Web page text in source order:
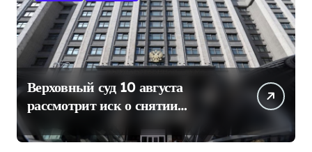
Верховный суд 10 августа
рассмотрит иск о снятии
«Яблока» с выборов в Госдуму